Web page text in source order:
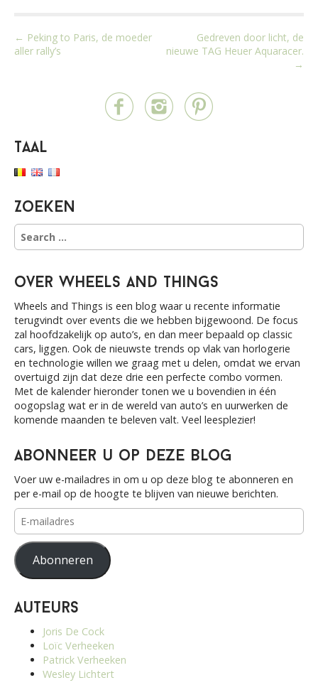
P
o
v
i
a
t
n
← Peking to Paris, de moeder
aller rally’s
Gedreven door licht, de
nieuwe TAG Heuer Aquaracer.
→
Taal
Zoeken
S
e
c
h
f
o
r
:
over Wheels and Things
Wheels and Things is een blog waar u recente informatie
terugvindt over events die we hebben bijgewoond. De focus
zal hoofdzakelijk op auto’s, en dan meer bepaald op classic
cars, liggen. Ook de nieuwste trends op vlak van horlogerie
en technologie willen we graag met u delen, omdat we ervan
overtuigd zijn dat deze drie een perfecte combo vormen.
Met de kalender hieronder tonen we u bovendien in één
oogopslag wat er in de wereld van auto’s en uurwerken de
komende maanden te beleven valt. Veel leesplezier!
Abonneer u op deze blog
Voer uw e-mailadres in om u op deze blog te abonneren en
per e-mail op de hoogte te blijven van nieuwe berichten.
E-
mailadres
Abonneren
Auteurs
Joris De Cock
Loïc Verheeken
Patrick Verheeken
Wesley Lichtert